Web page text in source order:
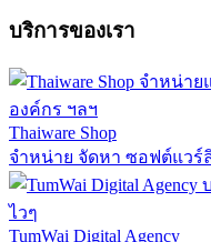
บริการของเรา
Thaiware Shop
จำหน่าย จัดหา ซอฟต์แวร์
TumWai Digital Agency